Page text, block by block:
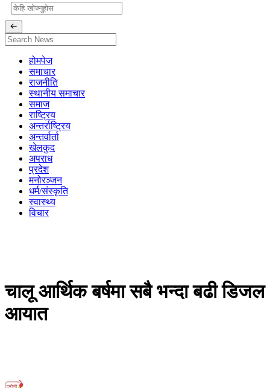
होमपेज
समाचार
राजनीति
स्थानीय समाचार
समाज
राष्ट्रिय
अन्तर्राष्ट्रिय
अन्तर्वार्ता
खेलकुद
अपराध
प्रदेश
मनोरञ्जन
धर्म/संस्कृति
स्वास्थ्य
विचार
चालू आर्थिक बर्षमा सबै भन्दा बढी डिजल
आयात